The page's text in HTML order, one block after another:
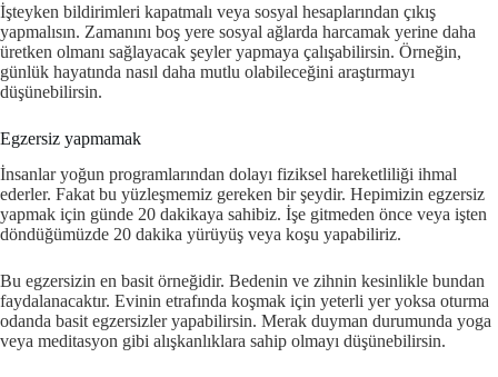
İşteyken bildirimleri kapatmalı veya sosyal hesaplarından çıkış
yapmalısın. Zamanını boş yere sosyal ağlarda harcamak yerine daha
üretken olmanı sağlayacak şeyler yapmaya çalışabilirsin. Örneğin,
günlük hayatında nasıl daha mutlu olabileceğini araştırmayı
düşünebilirsin.
Egzersiz yapmamak
İnsanlar yoğun programlarından dolayı fiziksel hareketliliği ihmal
ederler. Fakat bu yüzleşmemiz gereken bir şeydir. Hepimizin egzersiz
yapmak için günde 20 dakikaya sahibiz. İşe gitmeden önce veya işten
döndüğümüzde 20 dakika yürüyüş veya koşu yapabiliriz.
Bu egzersizin en basit örneğidir. Bedenin ve zihnin kesinlikle bundan
faydalanacaktır. Evinin etrafında koşmak için yeterli yer yoksa oturma
odanda basit egzersizler yapabilirsin. Merak duyman durumunda yoga
veya meditasyon gibi alışkanlıklara sahip olmayı düşünebilirsin.